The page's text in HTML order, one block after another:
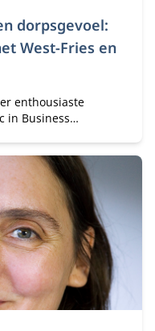
dorpsgevoel:
West-Fries en
enthousiaste
in Business
het direct duidelijk
om te gaan
en Texels
te pakken.